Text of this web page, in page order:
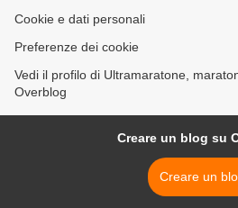
Cookie e dati personali
Preferenze dei cookie
Vedi il profilo di Ultramaratone,
Overblog
Creare un blog su
Creare un